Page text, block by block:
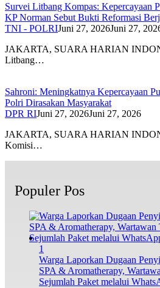
Survei Litbang Kompas: Kepercayaan
KP Norman Sebut Bukti Reformasi
TNI - POLRIJuni 27, 2026Juni 27,
JAKARTA, SUARA HARIAN
Litbang…
Sahroni: Meningkatnya Kepercayaan
Polri Dirasakan Masyarakat
DPR RIJuni 27, 2026Juni 27, 2026
JAKARTA, SUARA HARIAN
Komisi…
Populer Pos
1
Warga Laporkan Dugaan
SPA & Aromatherapy,
Sejumlah Paket melalui